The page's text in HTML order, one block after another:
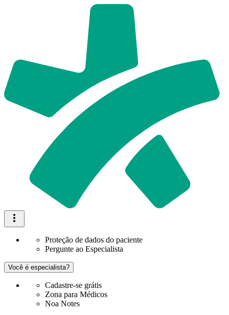
Proteção de dados do paciente
Pergunte ao Especialista
Você é especialista?
Cadastre-se grátis
Zona para Médicos
Noa Notes